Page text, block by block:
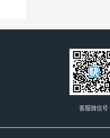
客服微信号